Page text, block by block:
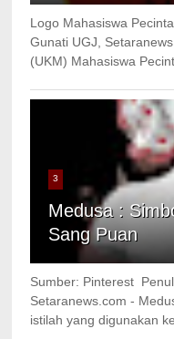
Logo Mahasiswa
Gunati UGJ,
(UKM) Mahasiswa
3
Medusa :
Sang Puan
Sumber: Pinterest
Setaranews.com -
istilah yang digunakan